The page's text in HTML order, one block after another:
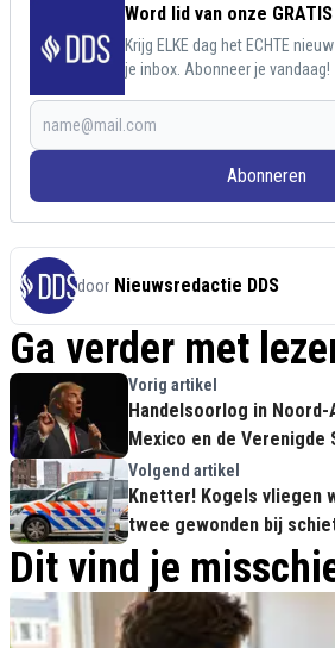
Word lid van onze
Krijg ELKE dag het ECHTE
je inbox. Abonneer je vandaag!
Abonneren
door Nieuwsredactie DDS
Ga verder met
Vorig artikel
Handelsoorlog in Noord-
Mexico en de Verenigde
importheffingen
Volgend artikel
Knetter! Kogels vliegen
twee gewonden bij
Dit vind je